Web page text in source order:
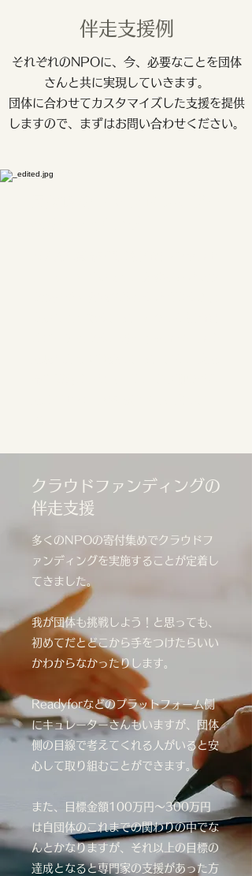
伴走支援例
それぞれのNPOに、今、必要なことを団体
さんと共に実現していきます。
団体に合わせてカスタマイズした支援を提供
しますので、まずはお問い合わせください。
クラウドファンディングの
伴走支援
多くのNPOの寄付集めでクラウドフ
ァンディングを実施することが定着し
てきました。
我が団体も挑戦しよう！と思っても、
初めてだとどこから手をつけたらいい
かわからなかったりします。
Readyforなどのプラットフォーム側
にキュレーターさんもいますが、団体
側の目線で考えてくれる人がいると安
心して取り組むことができます。
​また、目標金額100万円～300万円
は自団体のこれまでの関わりの中でな
んとかなりますが、それ以上の目標の
達成となると専門家の支援があった方